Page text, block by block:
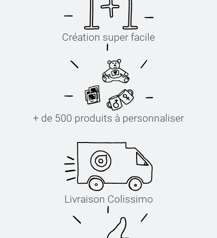
Création super facile
+ de 500 produits à personnaliser
Livraison Colissimo